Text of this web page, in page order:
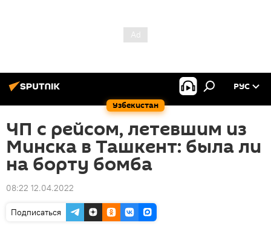
Узбекистан
РУС
ЧП с рейсом, летевшим из
Минска в Ташкент: была ли
на борту бомба
08:22 12.04.2022
Подписаться